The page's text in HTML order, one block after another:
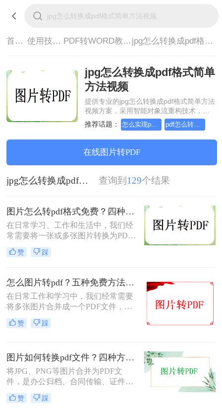
首页> 使用技巧> PDF转WORD教程> jpg怎么转换成pdf格式简单方法视频
jpg怎么转换成pdf格式简单
方法视频
提供专业的jpg怎么转换成pdf格式简单方法
视频方案，采用智能对象流重构技术，确
保文档1:1高保真还原且排版不乱码。支持
一键批量处理，全链路 SSL 加密保障隐私
安全。助您快速实现jpg怎么转换成pdf格式
简单方法视频，无需安装，高效办公。
推荐话题： 怎么实现pdf转Word？详细方法教学
在线图片转PDF
jpg怎么转换成pdf格式简单方法视频 查询到 129个结果
图片怎么转pdf格式免费？四种方法对比与实操指南（附详细表格）!
在日常学习、工作和生活中，我们经
常需要将一张或多张图片转换为PDF
格式，以便于分享、存档或打印。无
论是整理电子相册、提交证件照，还
都十分常见。为了帮你快速选出最适
合自己的转换方式，下表汇总了四种
主流免费方法的核心差异：
赞 踩
怎么图片转pdf？五种免费方法对比与实操指南（附详细表格）！
在日常工作和学习中，我们经常需要
将多张图片合并成一个PDF文件，以
便于分享、存档或打印。无论是制作
电子相册、整理工作截图、提交证件
出最适合自己的转换方式，下表汇总
了五种主流方法的核心差异：
赞 踩
图片如何转换pdf文件？四种方法实测对比，附各场景最优选！
将JPG、PNG等图片合并为PDF文
件，是办公归档、合同传输、证件提
交中经常遇到的需求。但不同方法在
转换质量、操作效率、数据安全方面
赞 踩